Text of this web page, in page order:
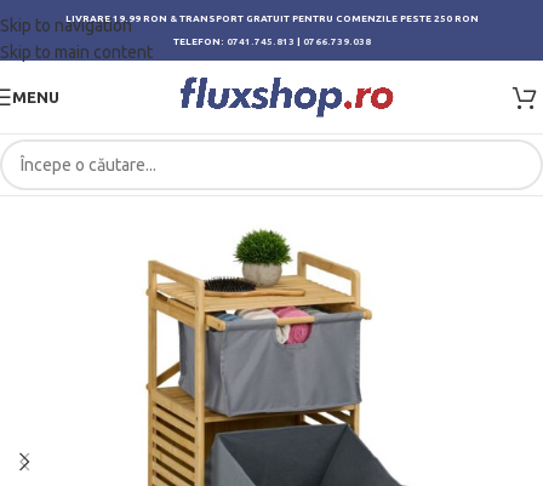
Skip to navigation
Skip to main content
LIVRARE 19.99 RON & TRANSPORT GRATUIT PENTRU COMENZILE PESTE 250 RON
TELEFON: 0741.745.813 0766.739.038
MENU